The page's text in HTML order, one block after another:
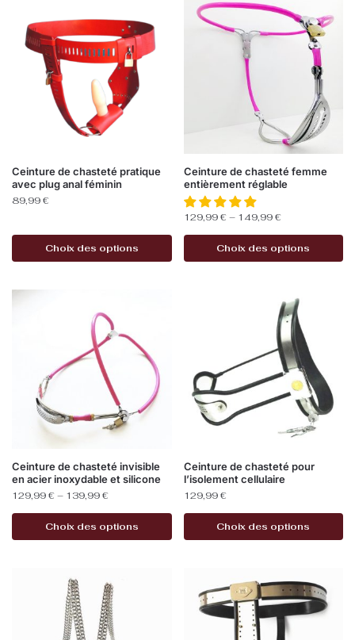
Ceinture de chasteté pratique
avec plug anal féminin
89,99€
Choix des options
Ceinture de chasteté femme
entièrement réglable
129,99€ – 149,99€
Choix des options
Ceinture de chasteté invisible
en acier inoxydable et silicone
129,99€– 139,99€
Choix des options
Ceinture de chasteté pour
l’isolement cellulaire
129,99€
Choix des options